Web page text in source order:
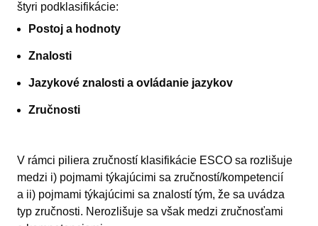
štyri podklasifikácie:
Postoj a hodnoty
Znalosti
Jazykové znalosti a ovládanie jazykov
Zručnosti
V rámci piliera zručností klasifikácie ESCO sa rozlišuje
medzi i) pojmami týkajúcimi sa zručností/kompetencií
a ii) pojmami týkajúcimi sa znalostí tým, že sa uvádza
typ zručnosti. Nerozlišuje sa však medzi zručnosťami